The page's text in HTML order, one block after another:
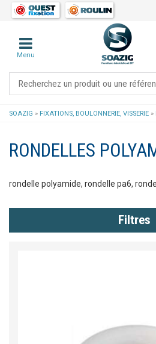
Menu
SOAZIG » FIXATIONS, BOULONNERIE, VISSERIE »
RONDELLES
rondelle polyamide, rondelle pa6,
Filtres